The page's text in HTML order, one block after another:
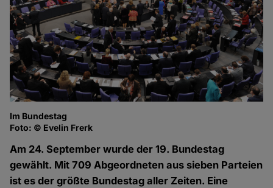
Im Bundestag
Foto: © Evelin Frerk
Am 24. September wurde der 19. Bundestag
gewählt. Mit 709 Abgeordneten aus sieben Parteien
ist es der größte Bundestag aller Zeiten. Eine